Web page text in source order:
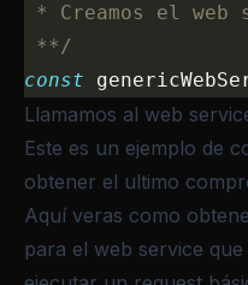
* Creamos el web
**/
const
Llamamos al web
Este es un ejemplo de
obtener el ultimo
Aquí veras como
para el web service